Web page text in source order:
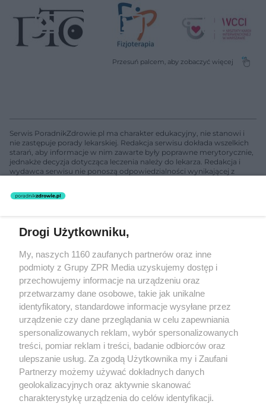
Serwis PoradnikZdrowie.pl ma charakter edukacyjny, nie stanowi i
nie zastępuje porady lekarskiej. Redakcja serwisu dokłada wszelkich
starań, aby informacje w nim zawarte były poprawne merytorycznie,
jednakże decyzja dotycząca leczenia należy do lekarza. Redakcja i
wydawca serwisu nie ponoszą odpowiedzialności wynikającej z
świadczeń zdrowotnych w rozumieniu art. 3 ust 1 ustawy o
rozpowszechniany lub dalej rozpowszechniany w jakikolwiek sposób
(w tym także elektroniczny lub mechaniczny) na jakimkolwiek polu
eksploatacji w jakiejkolwiek formie, włącznie z umieszczaniem w
Internecie bez pisemnej zgody właściciela praw. Jakiekolwiek użycie
lub wykorzystanie utworów w całości lub w części z naruszeniem
prawa, tzn. bez właściwej zgody, jest zabronione pod groźbą kary i
może być ścigane prawnie.
O nas
Drogi Użytkowniku,
My, naszych 1160 zaufanych partnerów oraz inne
podmioty z Grupy ZPR Media uzyskujemy dostęp i
przechowujemy informacje na urządzeniu oraz
przetwarzamy dane osobowe, takie jak unikalne
identyfikatory, standardowe informacje wysyłane przez
urządzenie czy dane przeglądania w celu zapewniania
spersonalizowanych reklam, wybór spersonalizowanych
treści, pomiar reklam i treści, badanie odbiorców oraz
ulepszanie usług. Za zgodą Użytkownika my i Zaufani
Partnerzy możemy używać dokładnych danych
geolokalizacyjnych oraz aktywnie skanować
charakterystykę urządzenia do celów identyfikacji.